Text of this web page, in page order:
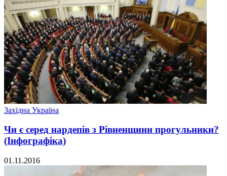
Західна Україна
Чи є серед нардепів з Рівненщини прогульники?
(Інфографіка)
01.11.2016